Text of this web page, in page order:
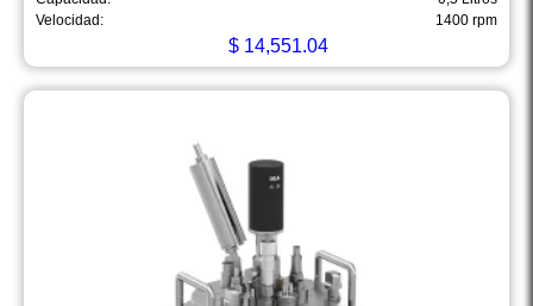
Velocidad:
1400 rpm
$ 14,551.04